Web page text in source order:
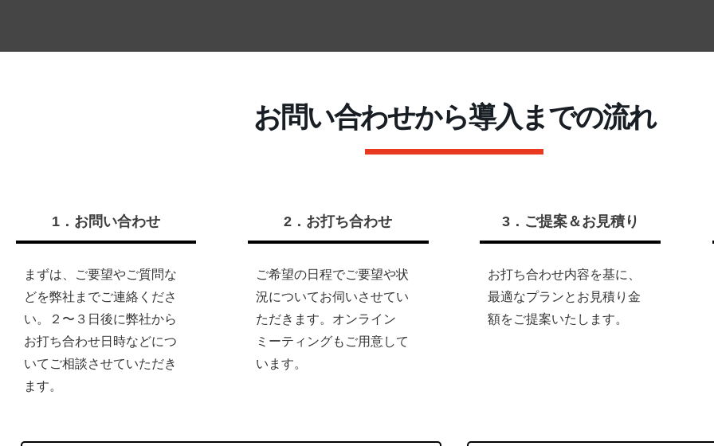
お問い合わせから導入までの流れ
1．お問い合わせ
まずは、ご要望やご質問な
どを弊社までご連絡くださ
い。２〜３日後に弊社から
お打ち合わせ日時などにつ
いてご相談させていただき
ます。
2．お打ち合わせ
ご希望の日程でご要望や状
況についてお伺いさせてい
ただきます。オンライン
ミーティングもご用意して
います。
3．ご提案＆お見積り
お打ち合わせ内容を基に、
最適なプランとお見積り金
額をご提案いたします。